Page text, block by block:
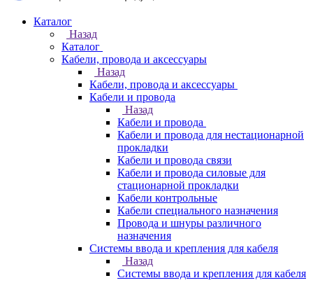
Каталог
Назад
Каталог
Кабели, провода и аксессуары
Назад
Кабели, провода и аксессуары
Кабели и провода
Назад
Кабели и провода
Кабели и провода для нестационарной
прокладки
Кабели и провода связи
Кабели и провода силовые для
стационарной прокладки
Кабели контрольные
Кабели специального назначения
Провода и шнуры различного
назначения
Системы ввода и крепления для кабеля
Назад
Системы ввода и крепления для кабеля